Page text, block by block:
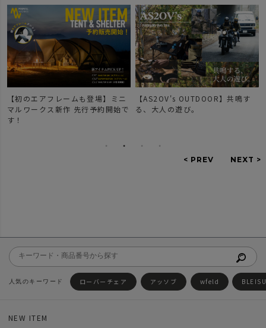
【初のエアフレームも登場】ミニ
マルワークス新作 先行予約開始で
す！
【AS2OV's OUTDOOR】共鳴す
る、大人の遊び。
ローバーチェア アッソブ wfeld
NEW ITEM